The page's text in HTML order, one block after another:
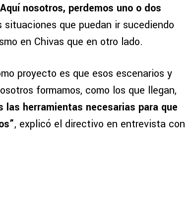
nosotros, perdemos uno o dos
situaciones que puedan ir sucediendo
en Chivas que en otro lado.
proyecto es que esos escenarios y
formamos, como los que llegan,
las herramientas necesarias para que
, explicó el directivo en entrevista con